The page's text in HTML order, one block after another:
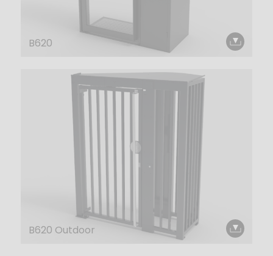
B620
B620 Outdoor